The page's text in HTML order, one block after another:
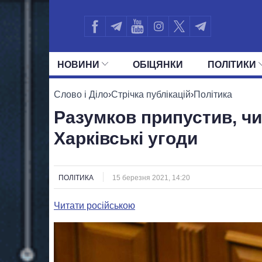
НОВИНИ ОБIЦЯНКИ ПОЛIТИКИ
УСІ ПОЛІТИКИ ПРЕЗИДЕНТ І ОФІС
Слово і Діло›Стрічка публікацій›Політика
Разумков припустив,
Харківські угоди
ПОЛІТИКА 15 березня 2021, 14:20
Читати російською